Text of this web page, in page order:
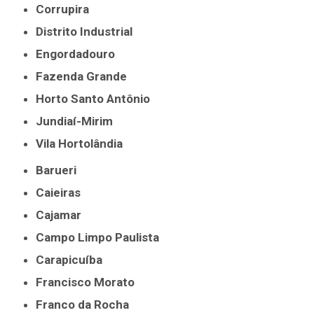
Corrupira
Distrito Industrial
Engordadouro
Fazenda Grande
Horto Santo Antônio
Jundiaí-Mirim
Vila Hortolândia
Barueri
Caieiras
Cajamar
Campo Limpo Paulista
Carapicuíba
Francisco Morato
Franco da Rocha